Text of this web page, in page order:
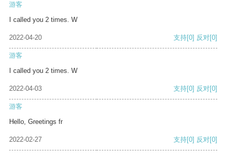
游客
I called you 2 times. W
2022-04-20 支持[0] 反对[0]
游客
I called you 2 times. W
2022-04-03 支持[0] 反对[0]
游客
Hello, Greetings fr
2022-02-27 支持[0] 反对[0]